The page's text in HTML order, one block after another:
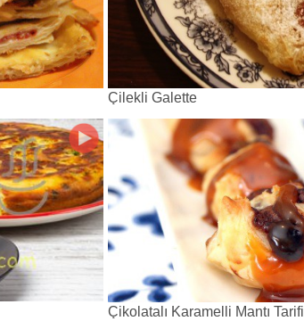
Çilekli Galette
Çikolatalı Karamelli Mantı Tarifi